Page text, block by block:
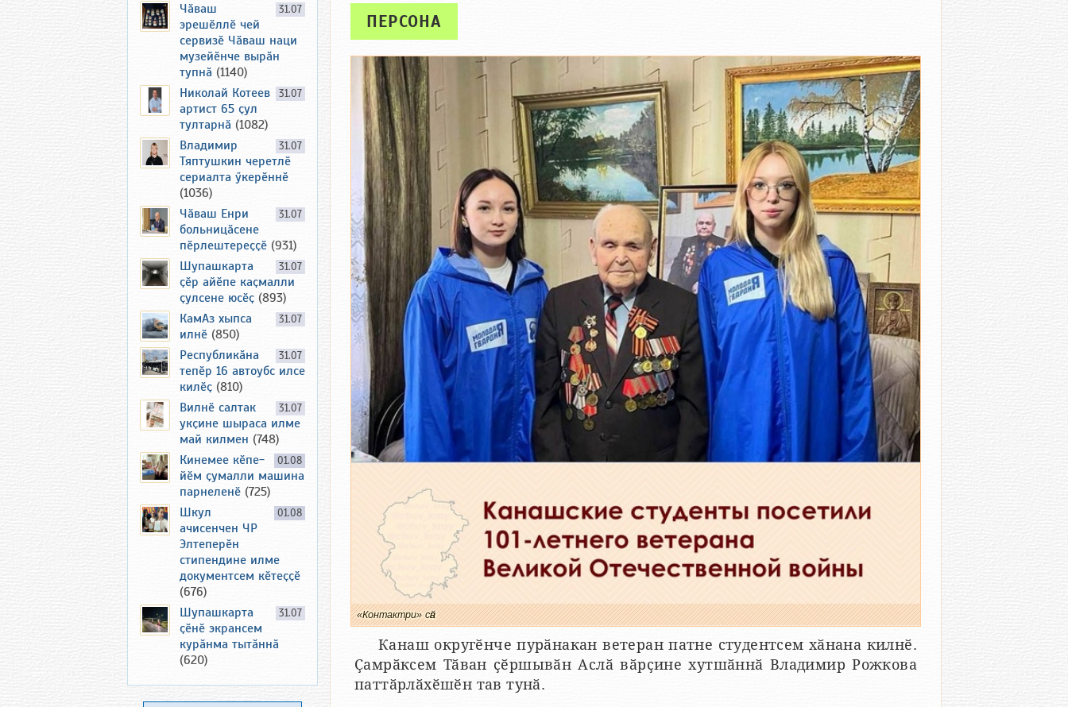
ПЕРСОНА
«Контактри» сӑн
Канаш округӗнче пурӑнакан ветеран патне студентсем хӑнана килнӗ.
Ҫамрӑксем Тӑван ҫӗршывӑн Аслӑ вӑрҫине хутшӑннӑ Владимир Рожкова
паттӑрлӑхӗшӗн тав тунӑ.
31.07
Чӑваш
эрешӗллӗ чей
сервизӗ Чӑваш наци
музейӗнче вырӑн
тупнӑ (1140)
31.07
Николай Котеев
артист 65 ҫул
тултарнӑ (1082)
31.07
Владимир
Тяптушкин черетлӗ
сериалта ӳкерӗннӗ
(1036)
31.07
Чӑваш Енри
больницӑсене
пӗрлештереҫҫӗ (931)
31.07
Шупашкарта
ҫӗр айӗпе каҫмалли
ҫулсене юсӗҫ (893)
31.07
КамАз хыпса
илнӗ (850)
31.07
Республикӑна
тепӗр 16 автоубс илсе
килӗҫ (810)
31.07
Вилнӗ салтак
укҫине шыраса илме
май килмен (748)
01.08
Кинемее кӗпе-
йӗм ҫумалли машина
парнеленӗ (725)
01.08
Шкул
ачисенчен ЧР
Элтеперӗн
стипендине илме
документсем кӗтеҫҫӗ
(676)
31.07
Шупашкарта
ҫӗнӗ экрансем
курӑнма тытӑннӑ
(620)